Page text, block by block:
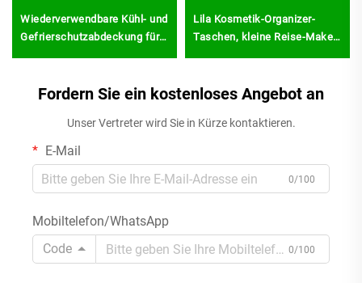
Wiederverwendbare Kühl- und
Gefrierschutzabdeckung für
Eispop-Hüllen
Lila Kosmetik-Organizer-
Taschen, kleine Reise-Make-
Fordern Sie ein kostenloses Angebot an
Unser Vertreter wird Sie in Kürze kontaktieren.
E-Mail
0/100
Mobiltelefon/WhatsApp
Code
0/100